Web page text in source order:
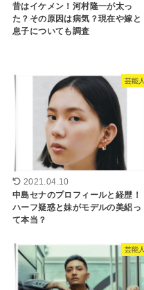
昔はイケメン！河村隆一が太っ
た？その原因は病気？現在や嫁と
息子についても調査
芸能人
2021.04.10
中島セナのプロフィールと経歴！
ハーフ疑惑と妹がモデルの美絽っ
て本当？
芸能人